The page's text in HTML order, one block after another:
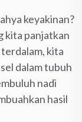
keyakinan?
kita panjatkan
kita
dalam tubuh
nadi
hasil